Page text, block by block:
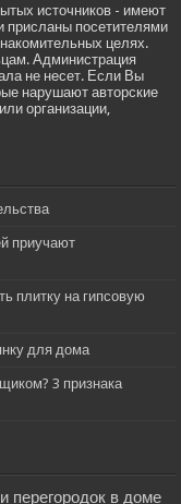
источников - имеют
присланы посетителями
целях.
Администрация
не несет. Если Вы
нарушают авторские
организации,
приучают
плитку на гипсовую
для дома
3 признака
перегородок в доме